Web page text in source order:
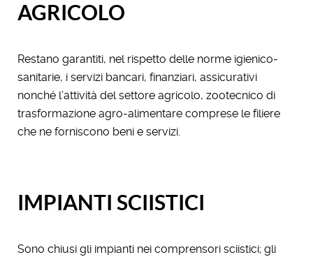
AGRICOLO
Restano garantiti, nel rispetto delle norme igienico-
sanitarie, i servizi bancari, finanziari, assicurativi
nonché l’attività del settore agricolo, zootecnico di
trasformazione agro-alimentare comprese le filiere
che ne forniscono beni e servizi.
IMPIANTI SCIISTICI
Sono chiusi gli impianti nei comprensori sciistici; gli